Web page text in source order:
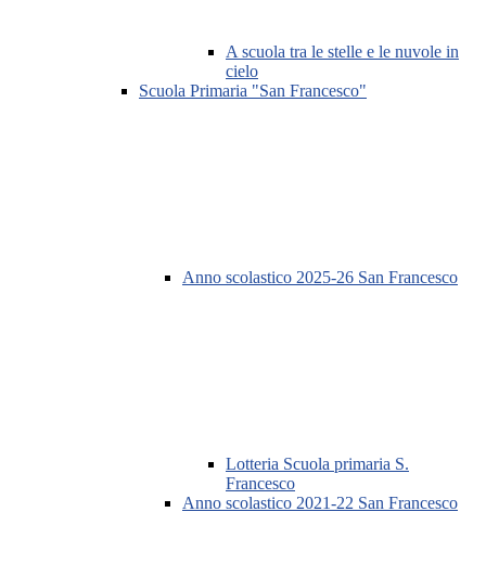
A scuola tra le stelle e le nuvole in
cielo
Scuola Primaria "San Francesco"
Anno scolastico 2025-26 San Francesco
Lotteria Scuola primaria S.
Francesco
Anno scolastico 2021-22 San Francesco